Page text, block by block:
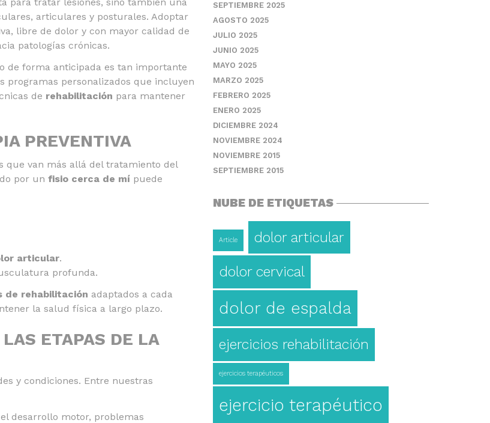
articulares y posturales. Adoptar
libre de dolor y con mayor calidad de
patologías crónicas.
de forma anticipada es tan importante
programas personalizados que incluyen
de rehabilitación para mantener
PREVENTIVA
que van más allá del tratamiento del
por un fisio cerca de mí puede
articular.
profunda.
de rehabilitación adaptados a cada
la salud física a largo plazo.
ETAPAS DE LA
y condiciones. Entre nuestras
desarrollo motor, problemas
SEPTIEMBRE 2025
AGOSTO 2025
JULIO 2025
JUNIO 2025
MAYO 2025
MARZO 2025
FEBRERO 2025
ENERO 2025
DICIEMBRE 2024
NOVIEMBRE 2024
NOVIEMBRE 2015
SEPTIEMBRE 2015
NUBE DE ETIQUETAS
Article dolor articular
dolor cervical
dolor de espalda
ejercicios rehabilitación
ejercicios terapéuticos
ejercicio terapéutico